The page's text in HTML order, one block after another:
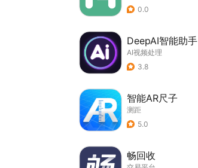
0.0
DeepAI智能助手
AI视频处理
3.8
智能AR尺子
测距
5.0
畅回收